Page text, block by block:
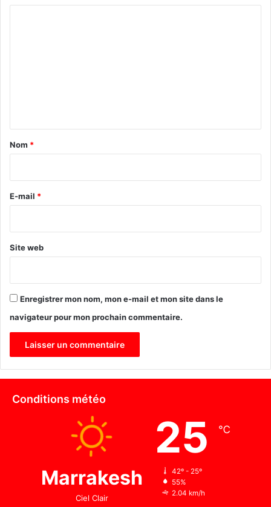
t
n
y
é
z
o
o
a
e
Nom *
E-mail *
Site web
Enregistrer mon nom, mon e-mail et mon site dans le
navigateur pour mon prochain commentaire.
Conditions météo
Marrakesh
Ciel Clair
25 ℃
42º - 25º
55%
2.04 km/h